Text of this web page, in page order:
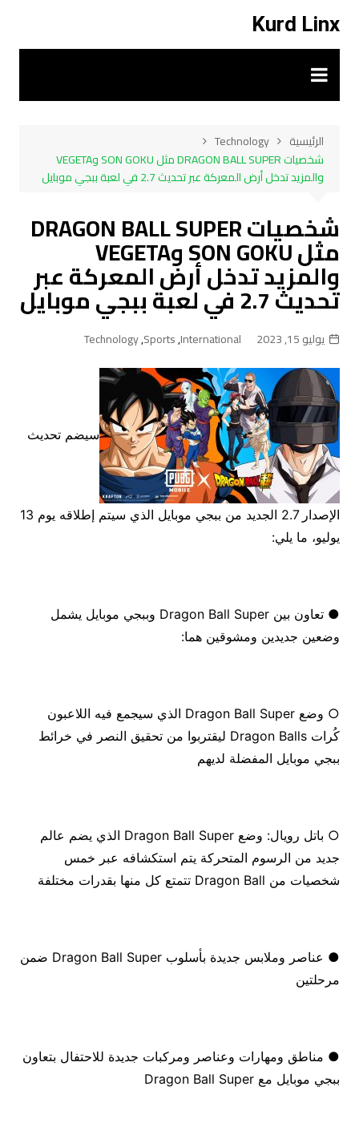
المحتوى
Kurd Linx
الرئيسية
Technology
شخصيات DRAGON BALL SUPER مثل SON GOKU وVEGETA
والمزيد تدخل أرض المعركة عبر تحديث 2.7 في لعبة ببجي موبايل
شخصيات DRAGON BALL SUPER
مثل SON GOKU وVEGETA
والمزيد تدخل أرض المعركة عبر
تحديث 2.7 في لعبة ببجي موبايل
يوليو 15, 2023 International
,
Sports
,
Technology
سيضم تحديث
الإصدار 2.7 الجديد من ببجي موبايل الذي سيتم إطلاقه يوم 13
يوليو، ما يلي:
● تعاون بين Dragon Ball Super وببجي موبايل يشمل
وضعين جديدين ومشوقين هما:
○ وضع Dragon Ball Super الذي سيجمع فيه اللاعبون
كُرات Dragon Balls ليقتربوا من تحقيق النصر في خرائط
ببجي موبايل المفضلة لديهم
○ باتل رويال: وضع Dragon Ball Super الذي يضم عالم
جديد من الرسوم المتحركة يتم استكشافه عبر خمس
شخصيات من Dragon Ball تتمتع كل منها بقدرات مختلفة
● عناصر وملابس جديدة بأسلوب Dragon Ball Super ضمن
مرحلتين
● مناطق ومهارات وعناصر ومركبات جديدة للاحتفال بتعاون
ببجي موبايل مع Dragon Ball Super